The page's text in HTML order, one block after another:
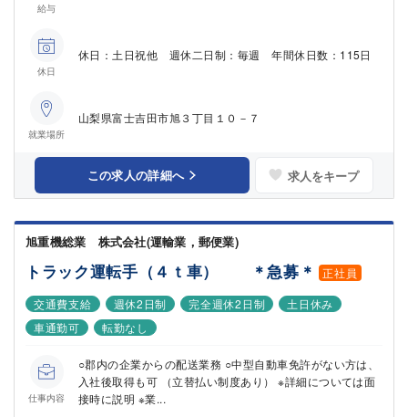
給与
休日
休日：土日祝他 週休二日制：毎週 年間休日数：115日
就業場所
山梨県富士吉田市旭３丁目１０－７
この求人の詳細へ 求人をキープ
旭重機総業 株式会社(運輸業，郵便業)
トラック運転手（４ｔ車） ＊急募＊
正社員
交通費支給
週休2日制 完全週休2日制
土日休み
車通勤可
転勤なし
仕事内容
○郡内の企業からの配送業務 ○中型自動車免許がない方は、
入社後取得も可 （立替払い制度あり） ※詳細については面
接時に説明 ※業...